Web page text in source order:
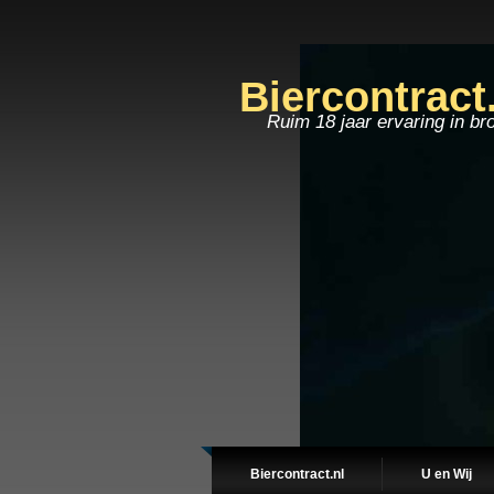
Ruim 18 jaar ervaring in
Biercontract.nl U en Wij